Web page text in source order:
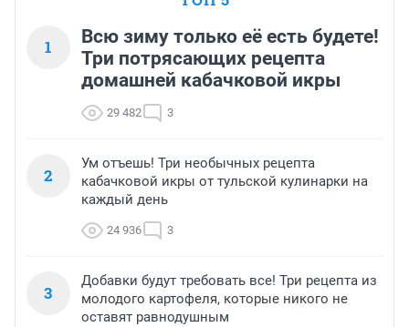
1
Всю зиму только её есть будете!
Три потрясающих рецепта
домашней кабачковой икры
29 482 3
2
Ум отъешь! Три необычных рецепта
кабачковой икры от тульской кулинарки на
каждый день
24 936 3
3
Добавки будут требовать все! Три рецепта из
молодого картофеля, которые никого не
оставят равнодушным